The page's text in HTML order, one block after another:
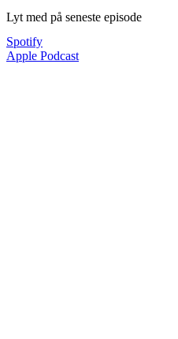
Lyt med på seneste episode
Spotify
Apple Podcast